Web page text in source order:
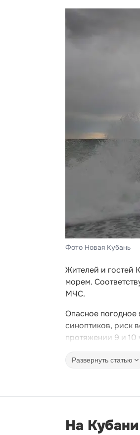
Фото Новая Кубань
Жителей и гостей
морем.
МЧС.
Опасное погодное
синоптиков, риск
протяжении 9 и 10
Развернуть статью
На